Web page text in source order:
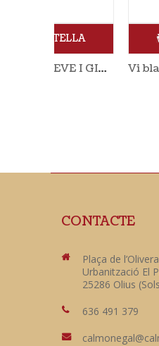
AFEGEIX
CONTACTE
Plaça de
Urbanització El
25286 Olius
636 491 379